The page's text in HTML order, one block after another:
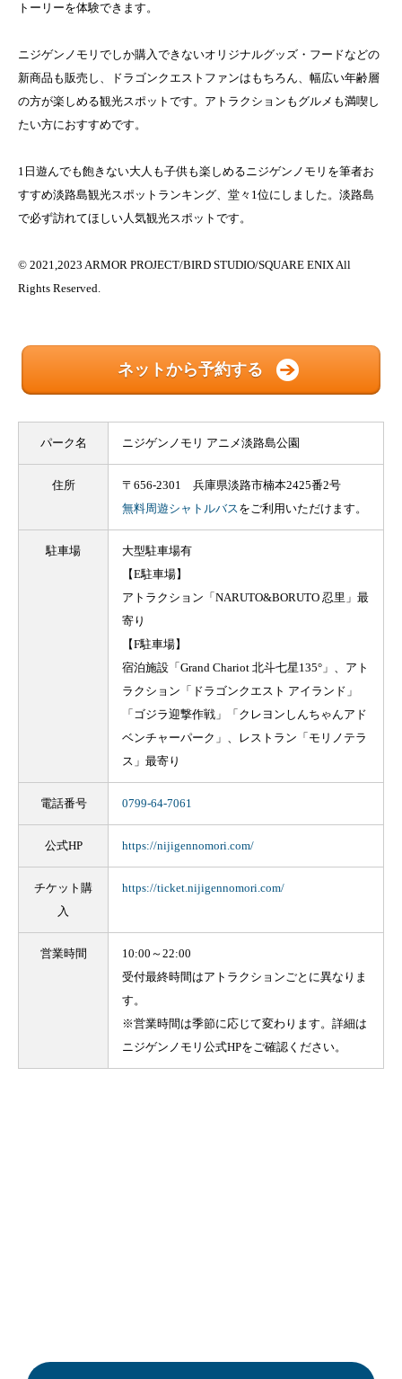
トーリーを体験できます。
ニジゲンノモリでしか購入できないオリジナルグッズ・フードなどの
新商品も販売し、ドラゴンクエストファンはもちろん、幅広い年齢層
の方が楽しめる観光スポットです。アトラクションもグルメも満喫し
たい方におすすめです。
1日遊んでも飽きない大人も子供も楽しめるニジゲンノモリを筆者お
すすめ淡路島観光スポットランキング、堂々1位にしました。淡路島
で必ず訪れてほしい人気観光スポットです。
© 2021,2023 ARMOR PROJECT/BIRD STUDIO/SQUARE ENIX All
Rights Reserved.
ネットから予約する
パーク名 ニジゲンノモリ アニメ淡路島公園
住所
〒656-2301 兵庫県淡路市楠本2425番2号
無料周遊シャトルバスをご利用いただけます。
駐車場
大型駐車場有
【E駐車場】
アトラクション「NARUTO&BORUTO 忍里」最
寄り
【F駐車場】
宿泊施設「Grand Chariot 北斗七星135°」、アト
ラクション「ドラゴンクエスト アイランド」
「ゴジラ迎撃作戦」「クレヨンしんちゃんアド
ベンチャーパーク」、レストラン「モリノテラ
ス」最寄り
電話番号 0799-64-7061
公式HP https://nijigennomori.com/
チケット購
入
https://ticket.nijigennomori.com/
営業時間
10:00～22:00
受付最終時間はアトラクションごとに異なりま
す。
※営業時間は季節に応じて変わります。詳細は
ニジゲンノモリ公式HPをご確認ください。